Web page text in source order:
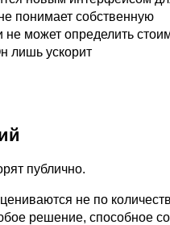
понимает собственную
не может определить
лишь ускорит
публично.
не по
решение, способное